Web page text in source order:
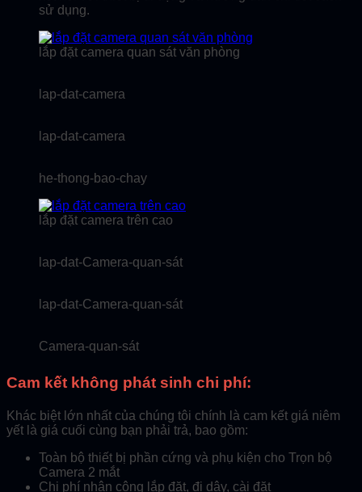
sử dụng.
lắp đặt camera quan sát văn phòng
lap-dat-camera
lap-dat-camera
he-thong-bao-chay
lắp đặt camera trên cao
lap-dat-Camera-quan-sát
lap-dat-Camera-quan-sát
Camera-quan-sát
Cam kết không phát sinh chi phí:
Khác biệt lớn nhất của chúng tôi chính là cam kết giá niêm
yết là giá cuối cùng bạn phải trả, bao gồm:
Toàn bộ thiết bị phần cứng và phụ kiện cho Trọn bộ
Camera 2 mắt
Chi phí nhân công lắp đặt, đi dây, cài đặt